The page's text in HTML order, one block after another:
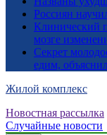
Россиян
Клинический
мозге
Секрет
едим,
Жилой комплекс
Новостная рассылка
Случайные новости